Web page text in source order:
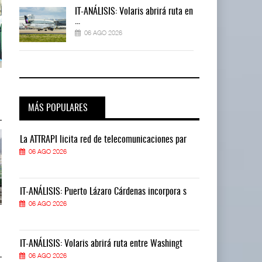
TMAZ eleva 77% movimiento de
05 AGO 2026
05 AGO 2026
TMAZ eleva 77% movimiento de
05 AGO 2026
IT-ANÁLISIS: Volaris abrirá ruta en
06 AGO 2026
MÁS POPULARES
La ATTRAPI licita red de telecomunicaciones par
06 AGO 2026
IT-ANÁLISIS: Puerto Lázaro Cárdenas incorpora s
06 AGO 2026
IT-ANÁLISIS: Volaris abrirá ruta entre Washingt
06 AGO 2026